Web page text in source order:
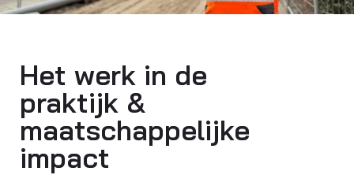
Het werk in de
praktijk &
maatschappelijke
impact